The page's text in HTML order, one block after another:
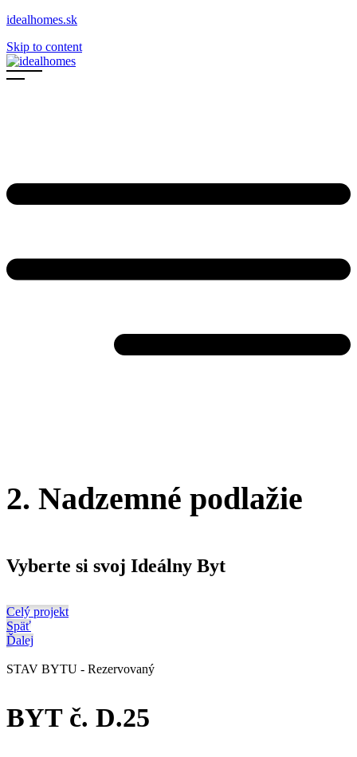
idealhomes.sk
Skip to content
2. Nadzemné podlažie
Vyberte si svoj Ideálny Byt
Celý projekt
Späť
Ďalej
STAV BYTU - Rezervovaný
BYT č. D.25